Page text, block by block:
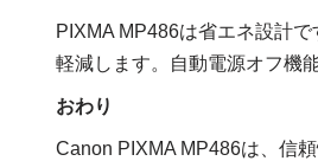
PIXMA MP486は省エネ設計
軽減します。自動電源オフ機
おわり
Canon PIXMA MP486は、信